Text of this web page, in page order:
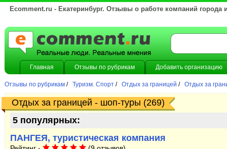
Ecomment.ru - Екатеринбург. Отзывы о работе компаний города
Главная Отзывы по рубрикам Добавить организацию
Отзывы по рубрикам / Туризм. Спорт / Отдых за границей / Отдых за
Отдых за границей - шоп-туры (269)
5 популярных:
ПАНГЕЯ, туристическая компания